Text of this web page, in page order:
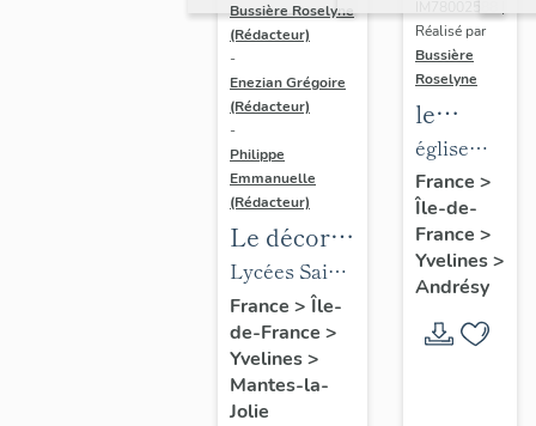
Bussière Roselyne
(Rédacteur)
-
Enezian Grégoire
(Rédacteur)
-
Philippe
Emmanuelle
(Rédacteur)
Le décor
des lycées
de Mantes
Lycées Saint-
Exupéry et
Jean Rostand
France > Île-
de-France >
Yvelines>
Mantes-la-
Jolie
Réalisé par
Bussière
Roselyne
le
mobilier
de
l'église
Saint-
Germain-
de-
Paris
église
paroissiale
Saint-
Germain
France >
Île-de-
France >
Yvelines>
Andrésy